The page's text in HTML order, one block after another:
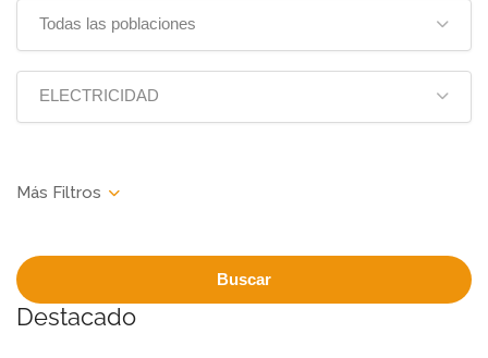
Todas las poblaciones
ELECTRICIDAD
Buscar
Destacado